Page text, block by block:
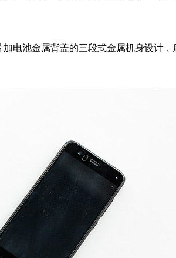
池金属背盖的三段式金属机身设计，